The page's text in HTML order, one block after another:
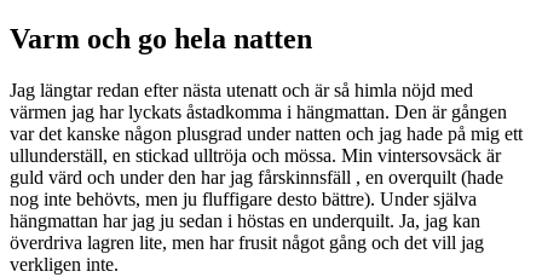
Varm och go hela natten
Jag längtar redan efter nästa utenatt och är så himla nöjd med
värmen jag har lyckats åstadkomma i hängmattan. Den är gången
var det kanske någon plusgrad under natten och jag hade på mig ett
ullunderställ, en stickad ulltröja och mössa. Min vintersovsäck är
guld värd och under den har jag fårskinnsfäll , en overquilt (hade
nog inte behövts, men ju fluffigare desto bättre). Under själva
hängmattan har jag ju sedan i höstas en underquilt. Ja, jag kan
överdriva lagren lite, men har frusit något gång och det vill jag
verkligen inte.